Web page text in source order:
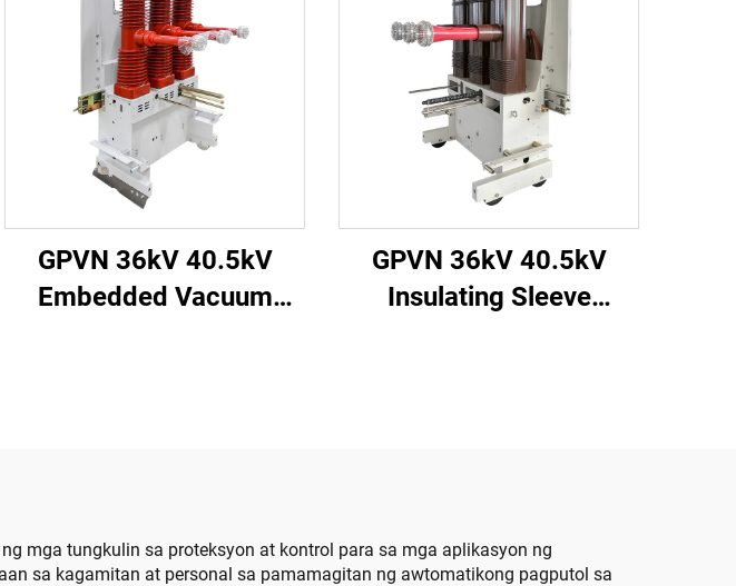
GPVN 36kV 40.5kV
Embedded Vacuum
GPVN 36kV 40.5kV
Insulating Sleeve
mga tungkulin sa proteksyon at kontrol para sa mga aplikasyon ng
sa kagamitan at personal sa pamamagitan ng awtomatikong pagputol sa